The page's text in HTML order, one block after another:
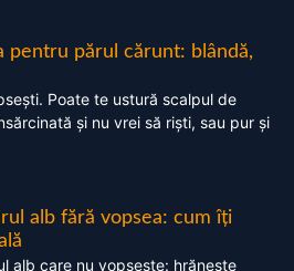
pentru părul cărunt: blândă,
Poate te ustură scalpul de
și nu vrei să riști, sau pur și
alb fără vopsea: cum îți
alb care nu vopsește: hrănește